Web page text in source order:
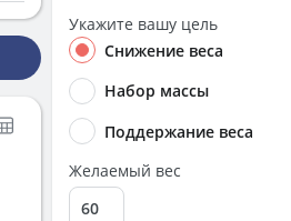
Укажите вашу цель
Снижение веса
Набор массы
Поддержание веса
Желаемый вес